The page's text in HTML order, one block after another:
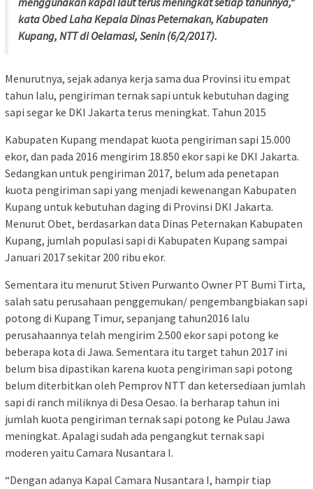
kata Obed Laha Kepala Dinas Peternakan, Kabupaten
Kupang, NTT di Oelamasi, Senin (6/2/2017).
Menurutnya, sejak adanya kerja sama dua Provinsi itu empat
tahun lalu, pengiriman ternak sapi untuk kebutuhan daging
sapi segar ke DKI Jakarta terus meningkat. Tahun 2015
Kabupaten Kupang mendapat kuota pengiriman sapi 15.000
ekor, dan pada 2016 mengirim 18.850 ekor sapi ke DKI Jakarta.
Sedangkan untuk pengiriman 2017, belum ada penetapan
kuota pengiriman sapi yang menjadi kewenangan Kabupaten
Kupang untuk kebutuhan daging di Provinsi DKI Jakarta.
Menurut Obet, berdasarkan data Dinas Peternakan Kabupaten
Kupang, jumlah populasi sapi di Kabupaten Kupang sampai
Januari 2017 sekitar 200 ribu ekor.
Sementara itu menurut Stiven Purwanto Owner PT Bumi Tirta,
salah satu perusahaan penggemukan/ pengembangbiakan sapi
potong di Kupang Timur, sepanjang tahun2016 lalu
perusahaannya telah mengirim 2.500 ekor sapi potong ke
beberapa kota di Jawa. Sementara itu target tahun 2017 ini
belum bisa dipastikan karena kuota pengiriman sapi potong
belum diterbitkan oleh Pemprov NTT dan ketersediaan jumlah
sapi di ranch miliknya di Desa Oesao. Ia berharap tahun ini
jumlah kuota pengiriman ternak sapi potong ke Pulau Jawa
meningkat. Apalagi sudah ada pengangkut ternak sapi
moderen yaitu Camara Nusantara I.
“Dengan adanya Kapal Camara Nusantara I, hampir tiap